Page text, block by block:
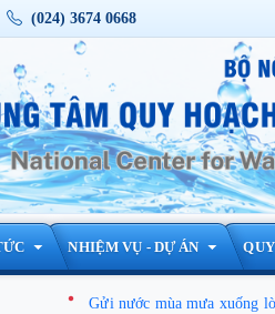
(024) 3674 0668
NHIỆM VỤ - DỰ ÁN
nước mùa mưa xuống lòng đất, giữ